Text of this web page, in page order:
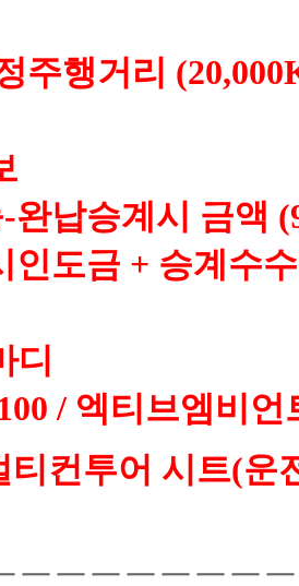
완납승계시 금액
디
/ 엑티브엠비
ㅡㅡㅡㅡㅡㅡㅡ